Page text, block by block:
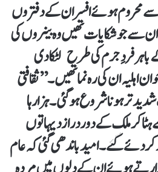
سے محروم ہوئے افسران کے دفتروں
سے جو شکایات تھیں وہ بینروں کی
فردِ جرم کی طرح لٹکادی
ان کی رہ نما تھیں۔ ’’ثقافتی
تر ہونا شروع ہوگئی۔ ہزار ہا
ملک کے دور دراز دیہاتوں
گئے۔ امید باندھی گئی کہ عام